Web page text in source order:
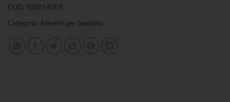
COD: 900014003
Categoria: Alimenti per bambino